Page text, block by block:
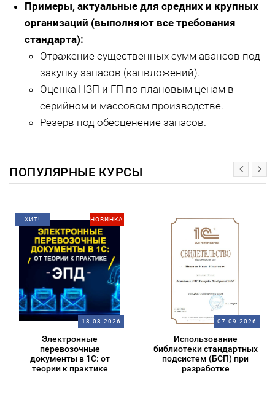
Примеры, актуальные для средних и крупных
организаций (выполняют все требования
стандарта):
Отражение существенных сумм авансов под
закупку запасов (капвложений).
Оценка НЗП и ГП по плановым ценам в
серийном и массовом производстве.
Резерв под обесценение запасов.
ПОПУЛЯРНЫЕ КУРСЫ
НОВИНКА
ХИТ!
18.08.2026
Электронные
перевозочные
документы в 1С: от
теории к практике
07.09.2026
Использование
библиотеки стандартных
подсистем (БСП) при
разработке